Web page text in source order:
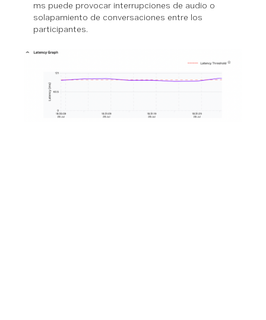
ms puede provocar interrupciones de audio o
solapamiento de conversaciones entre los
participantes.